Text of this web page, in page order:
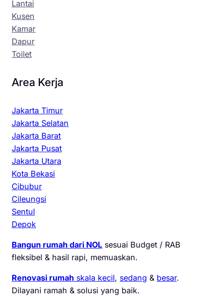
Lantai
Kusen
Kamar
Dapur
Toilet
Area Kerja
Jakarta Timur
Jakarta Selatan
Jakarta Barat
Jakarta Pusat
Jakarta Utara
Kota Bekasi
Cibubur
Cileungsi
Sentul
Depok
Bangun rumah dari NOL sesuai Budget / RAB
fleksibel & hasil rapi, memuaskan.
Renovasi rumah skala kecil, sedang & besar.
Dilayani ramah & solusi yang baik.